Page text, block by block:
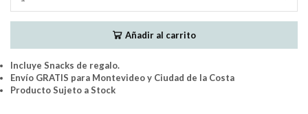
Style
-
Añadir al carrito
Incluye Snacks de regalo.
Envío GRATIS para Montevideo y Ciudad de la Costa
Producto Sujeto a Stock